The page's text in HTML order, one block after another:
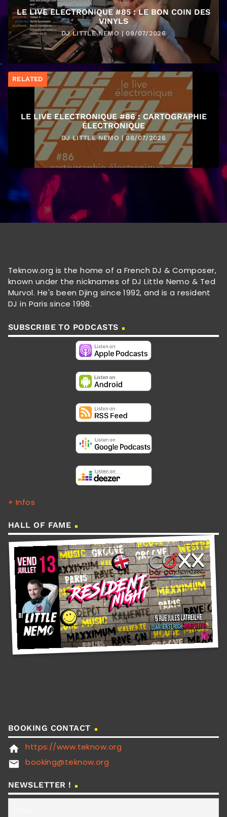
LE LIVE ELECTRONIQUE #85 : LE BON COIN DES
VINYLS
DJ LITTLE NEMO | 09/07/2026
RELATED
LE LIVE ELECTRONIQUE #86 : CARTOGRAPHIE
ÉLECTRONIQUE
DJ LITTLE NEMO | 08/07/2026
Teknow.org is the home of a French DJ & Composer,
known under the nicknames of DJ Little Nemo & Ted
Murvol. He's been Djing since 1992, and is a resident
DJ in Paris since 1998.
SUBSCRIBE TO PODCASTS
+ Infos
HALL OF FAME
BOOKING CONTACT
home https://www.teknow.org
email booking@teknow.org
NEWSLETTER !